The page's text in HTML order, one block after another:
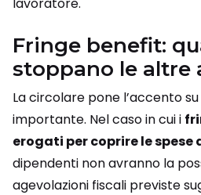
Fringe benefit:
stoppano le altre
La circolare pone l’accento
importante. Nel caso in cui i
erogati per coprire le
dipendenti non avranno la
agevolazioni fiscali previste